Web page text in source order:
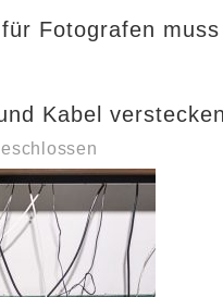
Fotografen muss
Kabel